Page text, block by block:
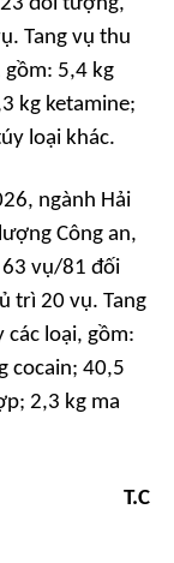
Tang vụ thu
gồm: 5,4 kg
kg ketamine;
loại khác.
ngành Hải
Công an,
63 vụ/81 đối
trì 20 vụ. Tang
loại, gồm:
cocain; 40,5
2,3 kg ma
T.C